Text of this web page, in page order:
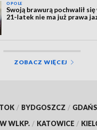
OPOLE
Swoją brawurą pochwalił
21-latek nie ma już prawa
ZOBACZ WIĘCEJ
/ BYDGOSZCZ /
WLKP. / KATOWICE /